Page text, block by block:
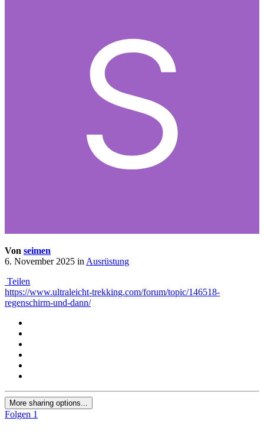
Von seimen
6. November 2025 inAusrüstung
Teilen
https://www.ultraleicht-trekking.com/forum/topic/146518-
regenschirm-und-dann/
More sharing options...
Folgen 1